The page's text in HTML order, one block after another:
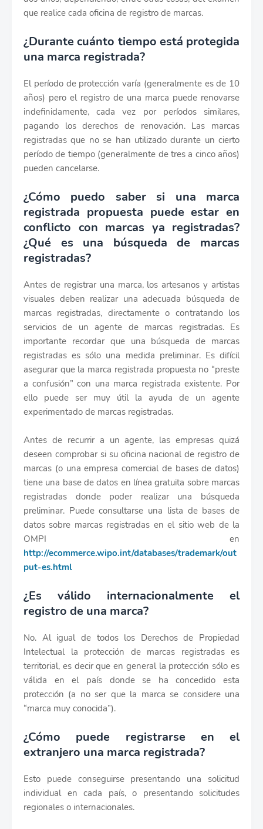
que realice cada oficina de registro de marcas.
¿Durante cuánto tiempo está protegida
una marca registrada?
El período de protección varía (generalmente es de 10
años) pero el registro de una marca puede renovarse
indefinidamente, cada vez por períodos similares,
pagando los derechos de renovación. Las marcas
registradas que no se han utilizado durante un cierto
período de tiempo (generalmente de tres a cinco años)
pueden cancelarse.
¿Cómo puedo saber si una marca
registrada propuesta puede estar en
conflicto con marcas ya registradas?
¿Qué es una búsqueda de marcas
registradas?
Antes de registrar una marca, los artesanos y artistas
visuales deben realizar una adecuada búsqueda de
marcas registradas, directamente o contratando los
servicios de un agente de marcas registradas. Es
importante recordar que una búsqueda de marcas
registradas es sólo una medida preliminar. Es difícil
asegurar que la marca registrada propuesta no “preste
a confusión” con una marca registrada existente. Por
ello puede ser muy útil la ayuda de un agente
experimentado de marcas registradas.
Antes de recurrir a un agente, las empresas quizá
deseen comprobar si su oficina nacional de registro de
marcas (o una empresa comercial de bases de datos)
tiene una base de datos en línea gratuita sobre marcas
registradas donde poder realizar una búsqueda
preliminar. Puede consultarse una lista de bases de
datos sobre marcas registradas en el sitio web de la
OMPI en
http://ecommerce.wipo.int/databases/trademark/out
put-es.html
¿Es válido internacionalmente el
registro de una marca?
No. Al igual de todos los Derechos de Propiedad
Intelectual la protección de marcas registradas es
territorial, es decir que en general la protección sólo es
válida en el país donde se ha concedido esta
protección (a no ser que la marca se considere una
“marca muy conocida”).
¿Cómo puede registrarse en el
extranjero una marca registrada?
Esto puede conseguirse presentando una solicitud
individual en cada país, o presentando solicitudes
regionales o internacionales.